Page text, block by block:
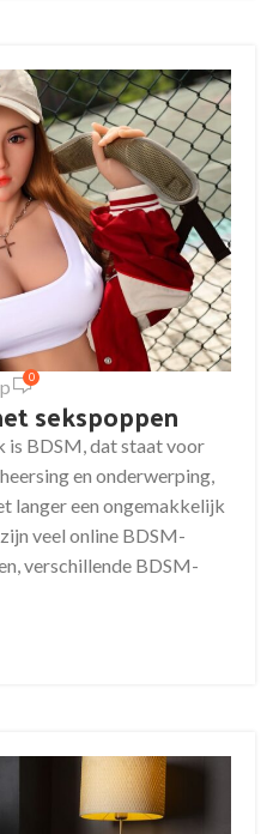
0
sekspoppen
BDSM, dat staat voor
en onderwerping,
langer een ongemakkelijk
veel online BDSM-
verschillende BDSM-